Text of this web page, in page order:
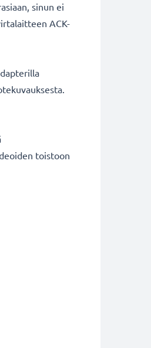
sinun ei
ACK-
toistoon